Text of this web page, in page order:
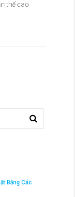
thể cao
Bằng Các